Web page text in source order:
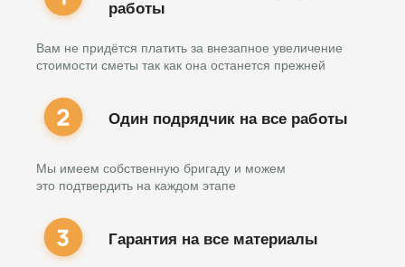
работы
Вам не придётся платить за внезапное увеличение
стоимости сметы так как она останется прежней
Один подрядчик на все работы
Мы имеем собственную бригаду и можем
это подтвердить на каждом этапе
Гарантия на все материалы